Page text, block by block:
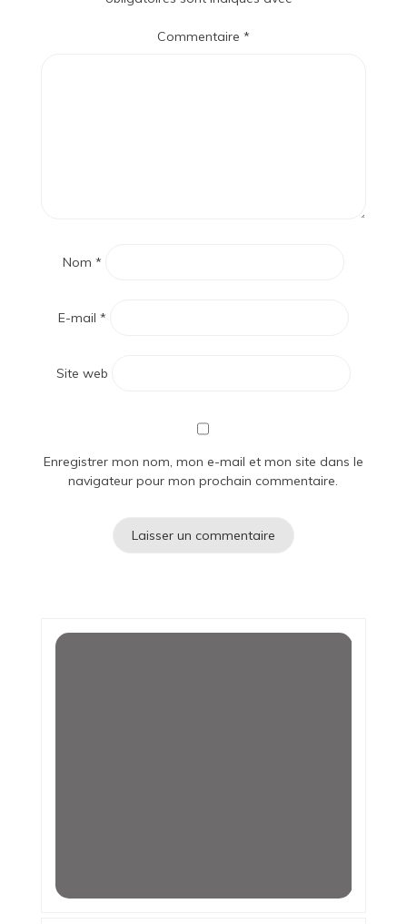
Commentaire *
Nom *
E-mail *
Site web
Enregistrer mon nom, mon e-mail et mon site dans le
navigateur pour mon prochain commentaire.